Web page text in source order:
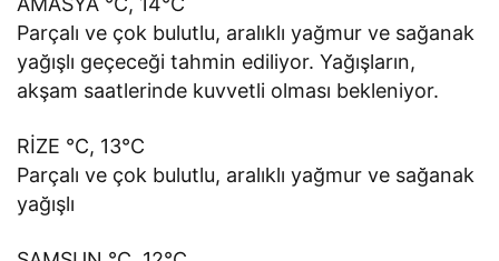
Parçalı ve çok bulutlu, aralıklı yağmur ve sağanak
yağışlı geçeceği tahmin ediliyor. Yağışların,
akşam saatlerinde kuvvetli olması bekleniyor.
RİZE °C, 13°C
Parçalı ve çok bulutlu, aralıklı yağmur ve sağanak
yağışlı